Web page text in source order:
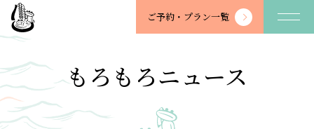
望
川
-
BOSENKAN
ご予約・ プラン一覧
もろもろニュース